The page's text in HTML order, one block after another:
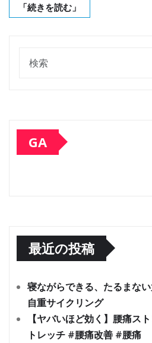
「続きを読む」
GA
最近の投稿
寝ながらできる、たるまな
自重サイクリング
【ヤバいほど効く】腰痛ス
トレッチ #腰痛改善 #腰痛